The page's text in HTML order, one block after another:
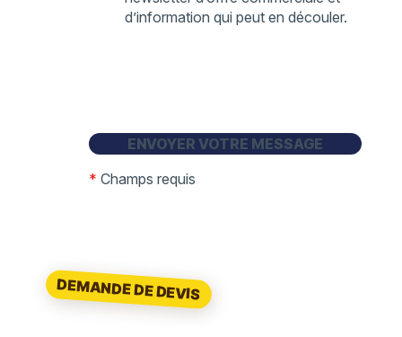
d’information qui peut en découler.
* Champs requis
DEMANDE DE DEVIS